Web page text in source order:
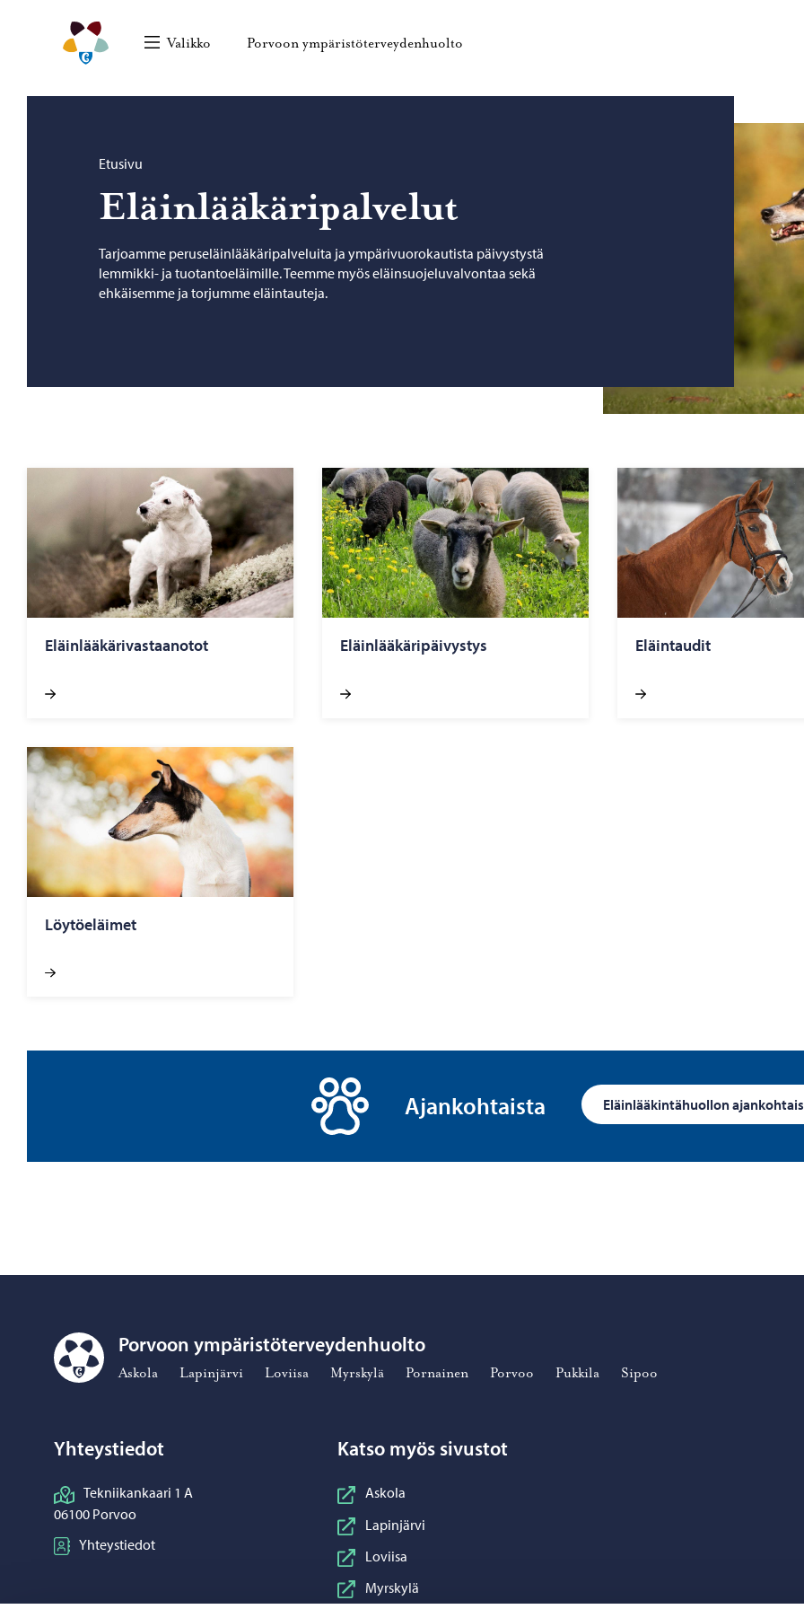
Valikko Porvoon ympäristöterveydenhuolto
Selaa:
Etusivu
Eläinlääkäripalvelut
Tarjoamme peruseläinlääkäripalveluita ja ympärivuorokautista päivystystä
lemmikki- ja tuotantoeläimille. Teemme myös eläinsuojeluvalvontaa sekä
ehkäisemme ja torjumme eläintauteja.
Eläinlääkärivastaanotot Eläinlääkäripäivystys Eläintaudit
Löytöeläimet
Ajankohtaista Eläinlääkintähuollon
Porvoon ympäristöterveydenhuolto – Siirry kotisivulle
Porvoon ympäristöterveydenhuolto
Askola Lapinjärvi Loviisa Myrskylä Pornainen Porvoo Pukkila Sipoo
Yhteystiedot
Tekniikankaari 1 A
06100 Porvoo
Yhteystiedot
Katso myös sivustot
Askola
Lapinjärvi
Loviisa
Myrskylä